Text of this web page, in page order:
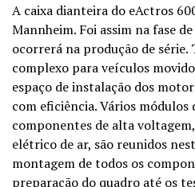
A caixa dianteira do eActros
Mannheim. Foi assim na fase
ocorrerá na produção de
complexo para veículos
espaço de instalação dos
com eficiência. Vários módulos
componentes de alta
elétrico de ar, são reunidos
montagem de todos os
preparação do quadro até os